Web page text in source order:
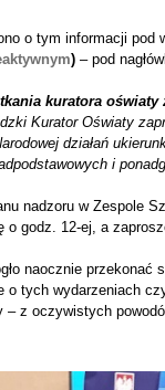
o tym informacji pod
)– pod
kuratora
Kurator Oświaty
działań
i
nadzoru w Zespole
godz. 12-ej, a
naocznie
tych wydarzeniach
– z oczywistych